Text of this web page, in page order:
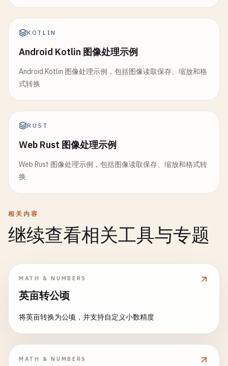
KOTLIN
Android Kotlin 图像处理示例
Android Kotlin 图像处理示例，包括图像读取保存、缩放和格
式转换
RUST
Web Rust 图像处理示例
Web Rust 图像处理示例，包括图像读取保存、缩放和格式转
换
相关内容
继续查看相关工具与专题
MATH & NUMBERS
英亩转公顷
将英亩转换为公顷，并支持自定义小数精度
MATH & NUMBERS